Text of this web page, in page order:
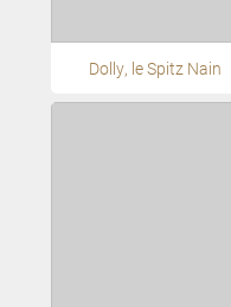
Dolly, le Spitz Nain